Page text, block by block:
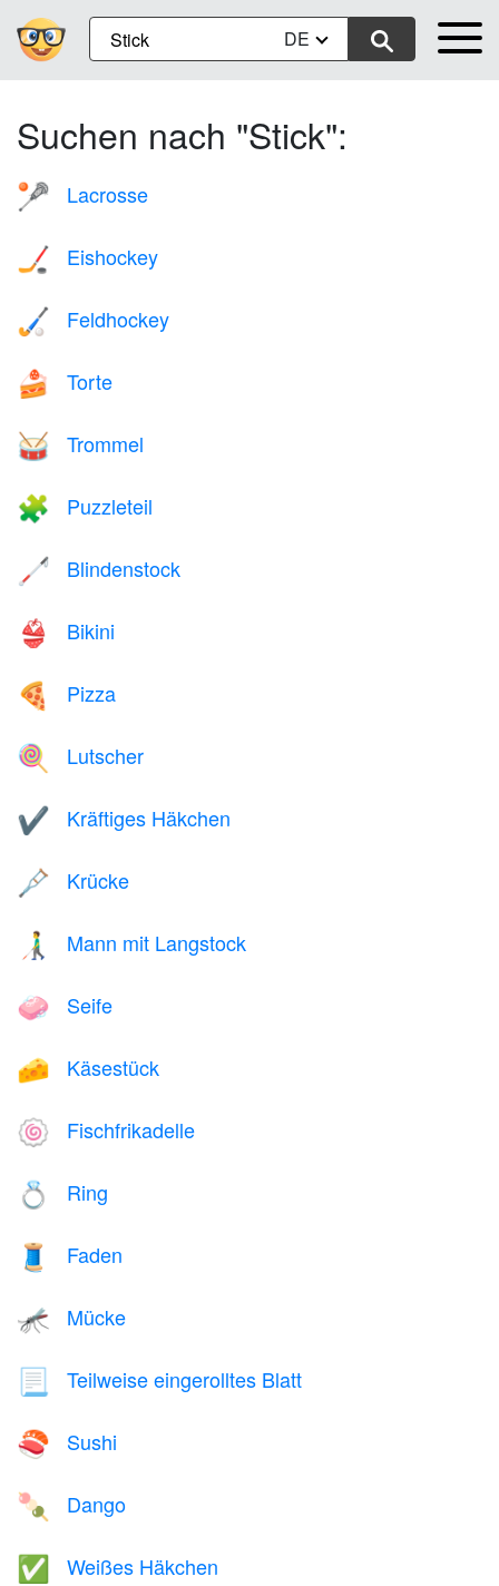
DE
Suchen nach "Stick":
🥍 Lacrosse
🏒 Eishockey
🏑 Feldhockey
🍰 Torte
🥁 Trommel
🧩 Puzzleteil
🦯 Blindenstock
👙 Bikini
🍕 Pizza
🍭 Lutscher
✔️ Kräftiges Häkchen
🩼 Krücke
👨‍🦯 Mann mit Langstock
🧼 Seife
🧀 Käsestück
🍥 Fischfrikadelle
💍 Ring
🧵 Faden
🦟 Mücke
📃 Teilweise eingerolltes Blatt
🍣 Sushi
🍡 Dango
✅ Weißes Häkchen